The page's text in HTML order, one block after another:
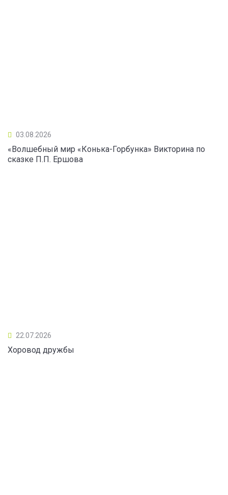
03.08.2026
«Волшебный мир «Конька-Горбунка» Викторина по
сказке П.П. Ершова
22.07.2026
Хоровод дружбы